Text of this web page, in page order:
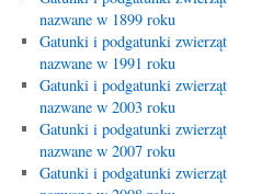
nazwane w 1899 roku
Gatunki i podgatunki zwierząt
nazwane w 1991 roku
Gatunki i podgatunki zwierząt
nazwane w 2003 roku
Gatunki i podgatunki zwierząt
nazwane w 2007 roku
Gatunki i podgatunki zwierząt